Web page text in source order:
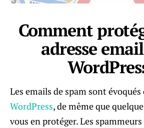
Comment
adresse
Les emails de spam sont évoqués
WordPress, de même que
vous en protéger. Les